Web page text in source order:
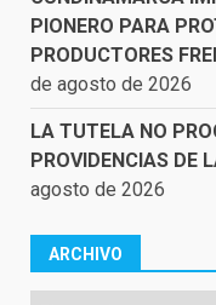
PIONERO PARA
PRODUCTORES
de agosto de 2026
LA TUTELA NO
PROVIDENCIAS DE
agosto de 2026
ARCHIVO